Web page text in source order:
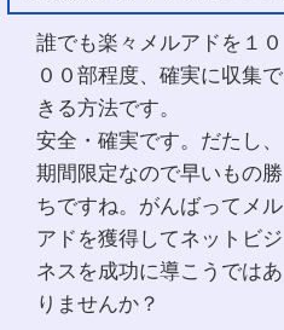
誰でも楽々メルアドを１０
００部程度、確実に収集で
きる方法です。
安全・確実です。だたし、
期間限定なので早いもの勝
ちですね。がんばってメル
アドを獲得してネットビジ
ネスを成功に導こうではあ
りませんか？